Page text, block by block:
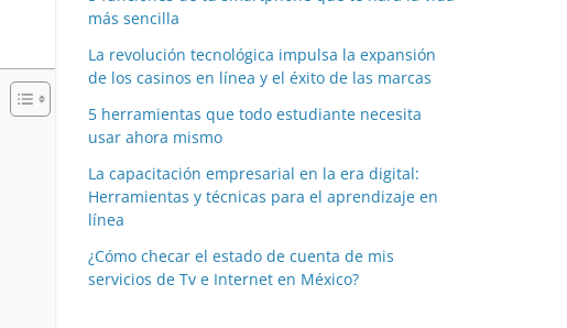
más sencilla
La revolución tecnológica impulsa la expansión
de los casinos en línea y el éxito de las marcas
5 herramientas que todo estudiante necesita
usar ahora mismo
La capacitación empresarial en la era digital:
Herramientas y técnicas para el aprendizaje en
línea
¿Cómo checar el estado de cuenta de mis
servicios de Tv e Internet en México?